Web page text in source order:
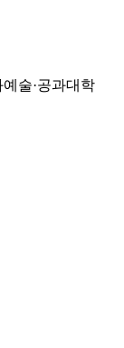
예술·공과대학